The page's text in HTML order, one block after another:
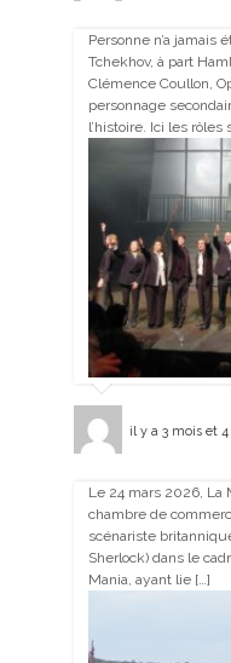
Personne n’a jamais
Tchekhov, à part
Clémence Coullon,
personnage
l’histoire. Ici les rôles
il y a 3 mois et
Le 24 mars 2026, La
chambre de
scénariste
Sherlock) dans le
Mania, ayant lie […]